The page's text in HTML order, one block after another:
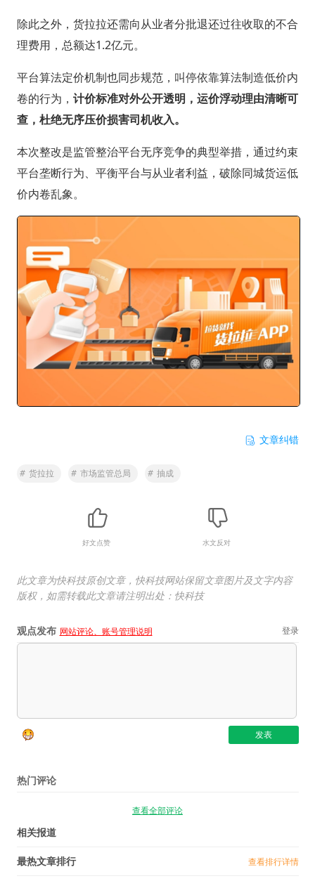
除此之外，货拉拉还需向从业者分批退还过往收取的不合
理费用，总额达1.2亿元。
平台算法定价机制也同步规范，叫停依靠算法制造低价内
卷的行为， 计价标准对外公开透明，运价浮动理由清晰可
查，杜绝无序压价损害司机收入。
本次整改是监管整治平台无序竞争的典型举措，通过约束
平台垄断行为、平衡平台与从业者利益，破除同城货运低
价内卷乱象。
文章纠错
# 货拉拉 # 市场监管总局 # 抽成
好文点赞 水文反对
此文章为快科技原创文章，快科技网站保留文章图片及文字内容
版权，如需转载此文章请注明出处：快科技
观点发布 网站评论、账号管理说明 登录
热门评论
查看全部评论
相关报道
最热文章排行 查看排行详情